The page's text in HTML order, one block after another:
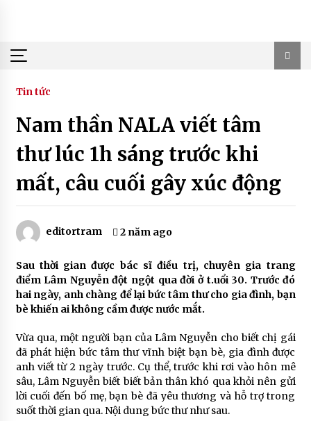
Tin tức
Nam thần NALA viết tâm
thư lúc 1h sáng trước khi
mất, câu cuối gây xúc động
editortram 2 năm ago
Sau thời gian được bác sĩ điều trị, chuyên gia trang
điểm Lâm Nguyễn đột ngột qua đời ở t.uổi 30. Trước đó
hai ngày, anh chàng để lại bức tâm thư cho gia đình, bạn
bè khiến ai không cầm được nước mắt.
Vừa qua, một người bạn của Lâm Nguyễn cho biết chị gái
đã phát hiện bức tâm thư vĩnh biệt bạn bè, gia đình được
anh viết từ 2 ngày trước. Cụ thể, trước khi rơi vào hôn mê
sâu, Lâm Nguyễn biết biết bản thân khó qua khỏi nên gửi
lời cuối đến bố mẹ, bạn bè đã yêu thương và hỗ trợ trong
suốt thời gian qua. Nội dung bức thư như sau.